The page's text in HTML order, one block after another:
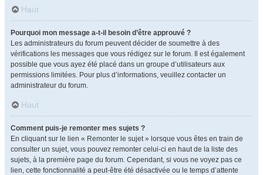
Haut
Pourquoi mon message a-t-il besoin d’être approuvé ?
Les administrateurs du forum peuvent décider de soumettre à des
vérifications les messages que vous rédigez sur le forum. Il est également
possible que vous ayez été placé dans un groupe d’utilisateurs aux
permissions limitées. Pour plus d’informations, veuillez contacter un
administrateur du forum.
Haut
Comment puis-je remonter mes sujets ?
En cliquant sur le lien « Remonter le sujet » lorsque vous êtes en train de
consulter un sujet, vous pouvez remonter celui-ci en haut de la liste des
sujets, à la première page du forum. Cependant, si vous ne voyez pas ce
lien, cette fonctionnalité a peut-être été désactivée ou le temps d’attente